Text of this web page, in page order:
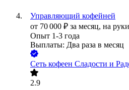
Управляющий кофейней
от 70 000 ₽ за месяц, на руки
Опыт 1-3 года
Выплаты: Два раза в месяц
Сеть кофеен Сладости и
2.9